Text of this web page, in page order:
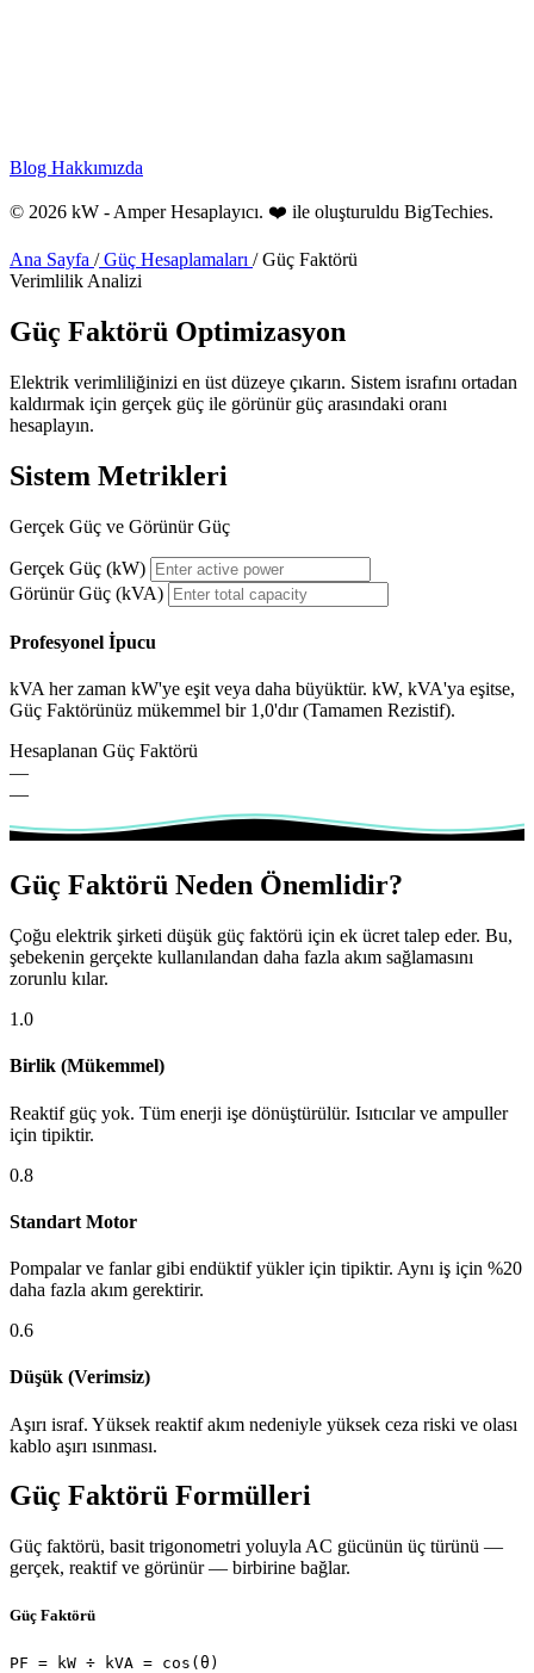
Blog Hakkımızda
© 2026 kW - Amper Hesaplayıcı. ❤️ ile oluşturuldu BigTechies.
Ana Sayfa /Güç Hesaplamaları /Güç Faktörü
Verimlilik Analizi
Güç Faktörü Optimizasyon
Elektrik verimliliğinizi en üst düzeye çıkarın. Sistem israfını ortadan
kaldırmak için gerçek güç ile görünür güç arasındaki oranı
hesaplayın.
Sistem Metrikleri
Gerçek Güç ve Görünür Güç
Gerçek Güç (kW)
Görünür Güç (kVA)
Profesyonel İpucu
kVA her zaman kW'ye eşit veya daha büyüktür. kW, kVA'ya eşitse,
Güç Faktörünüz mükemmel bir 1,0'dır (Tamamen Rezistif).
Hesaplanan Güç Faktörü
—
—
Güç Faktörü Neden Önemlidir?
Çoğu elektrik şirketi düşük güç faktörü için ek ücret talep eder. Bu,
şebekenin gerçekte kullanılandan daha fazla akım sağlamasını
zorunlu kılar.
1.0
Birlik (Mükemmel)
Reaktif güç yok. Tüm enerji işe dönüştürülür. Isıtıcılar ve ampuller
için tipiktir.
0.8
Standart Motor
Pompalar ve fanlar gibi endüktif yükler için tipiktir. Aynı iş için %20
daha fazla akım gerektirir.
0.6
Düşük (Verimsiz)
Aşırı israf. Yüksek reaktif akım nedeniyle yüksek ceza riski ve olası
kablo aşırı ısınması.
Güç Faktörü Formülleri
Güç faktörü, basit trigonometri yoluyla AC gücünün üç türünü —
gerçek, reaktif ve görünür — birbirine bağlar.
Güç Faktörü
PF = kW ÷ kVA = cos(θ)